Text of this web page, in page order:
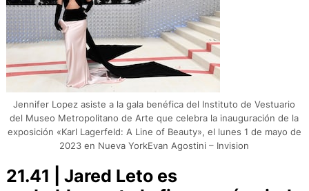
Jennifer Lopez asiste a la gala benéfica del Instituto de Vestuario
del Museo Metropolitano de Arte que celebra la inauguración de la
exposición «Karl Lagerfeld: A Line of Beauty», el lunes 1 de mayo de
2023 en Nueva YorkEvan Agostini – Invision
21.41 | Jared Leto es